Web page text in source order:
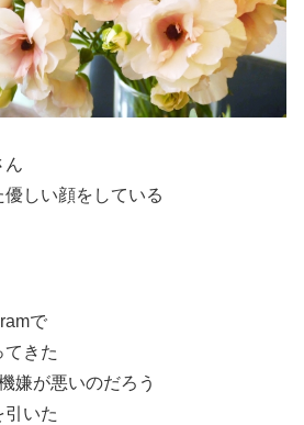
ん
しい顔をしている
で
きた
嫌が悪いのだろう
いた